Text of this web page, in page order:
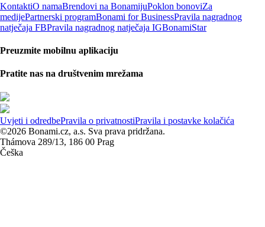
KontaktiO namaBrendovi na BonamijuPoklon bonoviZa
medijePartnerski programBonami for BusinessPravila nagradnog
natječaja FBPravila nagradnog natječaja IGBonamiStar
Preuzmite mobilnu aplikaciju
Pratite nas na društvenim mrežama
Uvjeti i odredbePravila o privatnostiPravila i postavke kolačića
©2026 Bonami.cz, a.s. Sva prava pridržana.
Thámova 289/13, 186 00 Prag
Češka